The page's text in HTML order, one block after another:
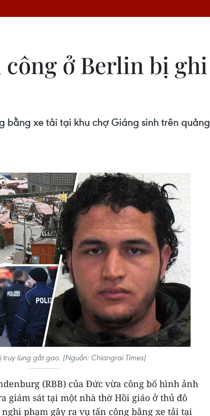
công ở Berlin bị
bằng xe tải tại khu chợ Giáng sinh trên
lùng gắt gao. (Nguồn: Chiangrai Times)
(RBB) của Đức vừa công bố hình ảnh
giám sát tại một nhà thờ Hồi giáo ở thủ đô
phạm gây ra vụ tấn công bằng xe tải tại